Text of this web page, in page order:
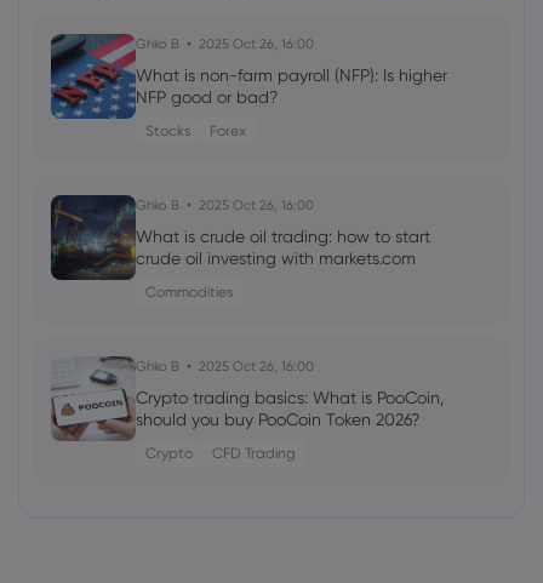
Ghko B 2025 Oct 26, 16:00
What is non-farm payroll (NFP): Is higher
NFP good or bad?
Stocks Forex
Ghko B 2025 Oct 26, 16:00
What is crude oil trading: how to start
crude oil investing with markets.com
Commodities
Ghko B 2025 Oct 26, 16:00
Crypto trading basics: What is PooCoin,
should you buy PooCoin Token 2026?
Crypto CFD Trading